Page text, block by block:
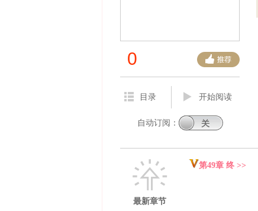
0
目录 开始阅读
自动订阅：
最新章节
第49章 终 >>